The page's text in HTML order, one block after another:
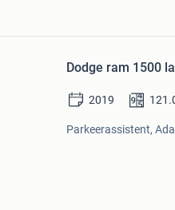
Dodge ram 1500
2019
Parkeerassistent,